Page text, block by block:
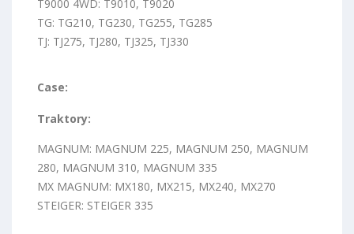
T9000 4WD: T9010, T9020
TG: TG210, TG230, TG255, TG285
TJ: TJ275, TJ280, TJ325, TJ330
Case:
Traktory:
MAGNUM: MAGNUM 225, MAGNUM 250, MAGNUM
280, MAGNUM 310, MAGNUM 335
MX MAGNUM: MX180, MX215, MX240, MX270
STEIGER: STEIGER 335